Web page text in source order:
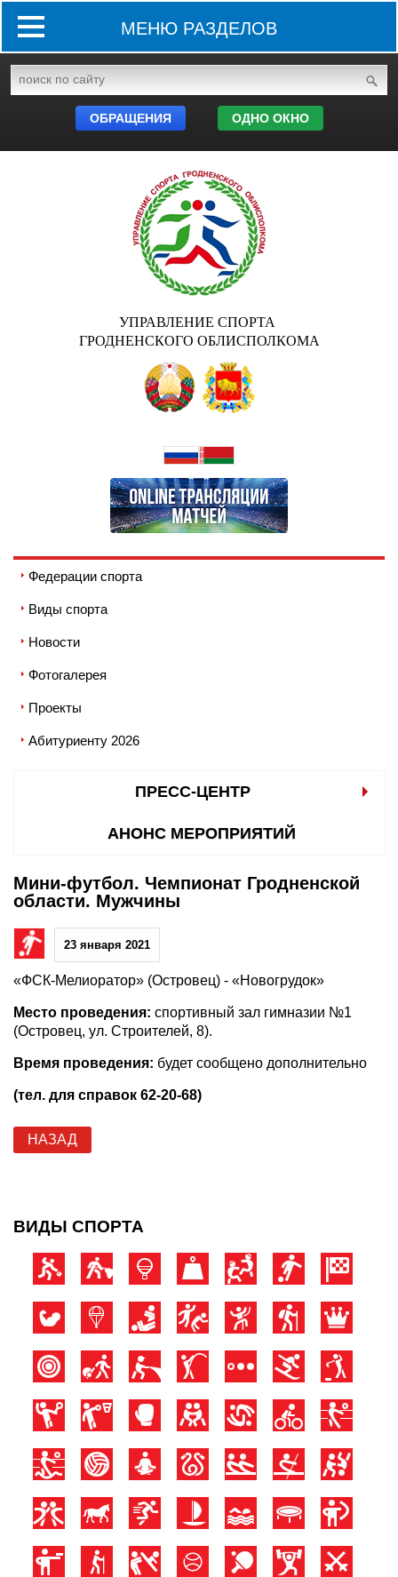
МЕНЮ РАЗДЕЛОВ
ОБРАЩЕНИЯ ОДНО ОКНО
УПРАВЛЕНИЕ СПОРТА
ГРОДНЕНСКОГО ОБЛИСПОЛКОМА
Федерации спорта
Виды спорта
Новости
Фотогалерея
Проекты
Абитуриенту 2026
ПРЕСС-ЦЕНТР
АНОНС МЕРОПРИЯТИЙ
Мини-футбол. Чемпионат Гродненской
области. Мужчины
23 января 2021
«ФСК-Мелиоратор» (Островец) - «Новогрудок»
Место проведения: спортивный зал гимназии №1
(Островец, ул. Строителей, 8).
Время проведения: будет сообщено дополнительно
(тел. для справок 62-20-68)
НАЗАД
ВИДЫ СПОРТА